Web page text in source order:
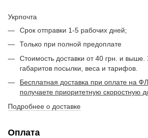
Укрпочта
Срок отправки 1-5 рабочих дней;
Только при полной предоплате
Стоимость доставки от 40 грн. и выше.
габаритов посылки, веса и тарифов.
Бесплатная доставка при оплате на
получаете приоритетную скоростную
Подробнее о доставке
Оплата